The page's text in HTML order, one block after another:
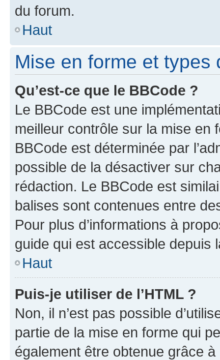
du forum.
Haut
Mise en forme et types
Qu’est-ce que le BBCode ?
Le BBCode est une
meilleur contrôle sur la mise en
BBCode est déterminée par
possible de la désactiver sur
rédaction. Le BBCode est
balises sont contenues entre
Pour plus d’informations à
guide qui est accessible depuis
Haut
Puis-je utiliser de l’HTML ?
Non, il n’est pas possible
partie de la mise en forme qui
également être obtenue grâce à